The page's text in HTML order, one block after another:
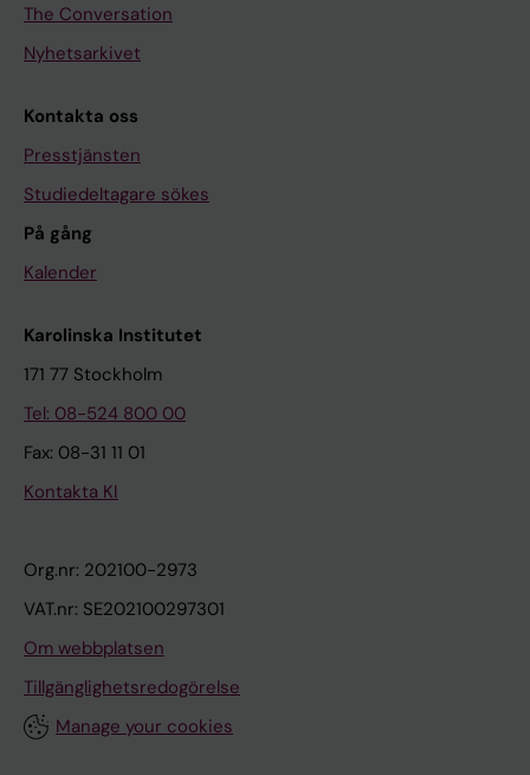
The Conversation
Nyhetsarkivet
Kontakta oss
Presstjänsten
Studiedeltagare sökes
På gång
Kalender
Karolinska Institutet
171 77 Stockholm
Tel: 08-524 800 00
Fax: 08-31 11 01
Kontakta KI
Org.nr: 202100-2973
VAT.nr: SE202100297301
Om webbplatsen
Tillgänglighetsredogörelse
Manage your cookies